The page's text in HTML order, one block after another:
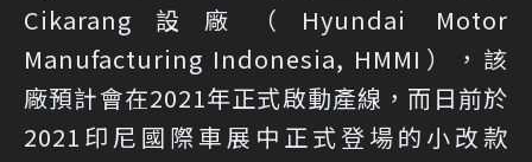
Cikarang設廠（Hyundai Motor
Manufacturing Indonesia, HMMI），該
廠預計會在2021年正式啟動產線，而日前於
2021印尼國際車展中正式登場的小改款